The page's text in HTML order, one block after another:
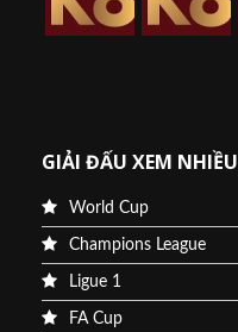
GIẢI ĐẤU XEM NHIỀU
World Cup
Champions League
Ligue 1
FA Cup